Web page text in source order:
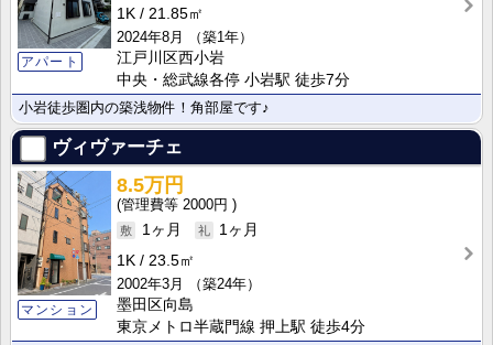
アパート
1K
21.85㎡
2024年8月
（築1年）
江戸川区西小岩
中央・総武線各停 小岩駅 徒歩7分
小岩徒歩圏内の築浅物件！角部屋です♪
ヴィヴァーチェ
マンション
8.5万円
2000円
1ヶ月
1ヶ月
1K
23.5㎡
2002年3月
（築24年）
墨田区向島
東京メトロ半蔵門線 押上駅 徒歩4分